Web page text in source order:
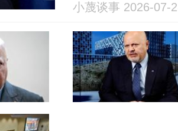
小蔑谈事 2026-07-